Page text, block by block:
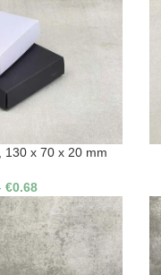
130 x 70 x 20 mm
€0.68